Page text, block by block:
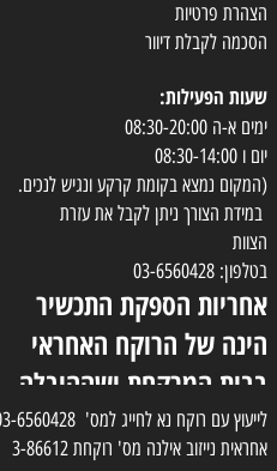
הצהרת פרטיות
הסכמה לקבלת דיוור
שעות הפעילות:
ימים א-ה 08:30-20:00
יום ו 08:30-14:00
(המקום נמצא בקומת קרקע ונגיש לנכים.
במידת הצורך ניתן לקבל את עזרת
הצוות
בטלפון: 03-6560428
אחריות הספקת התכשיר
הינה של הרוקח האחראי
בבית המרקחת ושההובלה
בפועל תעשה בעזרת
השליח
אחראית נייזוב אילנה מס' רוקחת 3-86612 medipharmeoffice@gmail.com